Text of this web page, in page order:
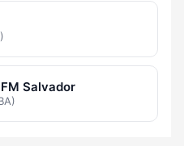
Salvador